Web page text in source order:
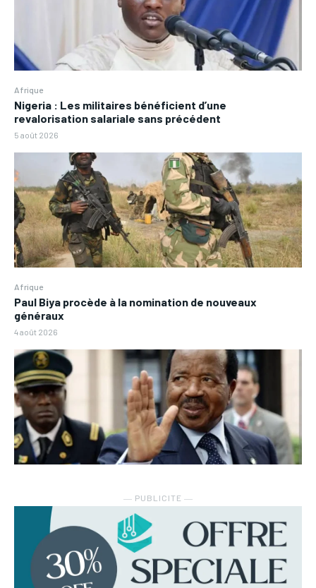
Afrique
Nigeria : Les militaires bénéficient d’une
revalorisation salariale sans précédent
5 août 2026
Afrique
Paul Biya procède à la nomination de nouveaux
généraux
4 août 2026
― PUBLICITE ―